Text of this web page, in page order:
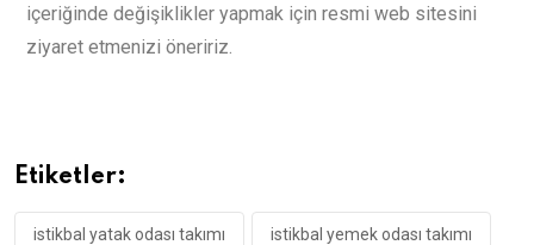
içeriğinde değişiklikler yapmak için resmi web sitesini
ziyaret etmenizi öneririz.
Etiketler:
istikbal yatak odası takımı istikbal yemek odası takımı